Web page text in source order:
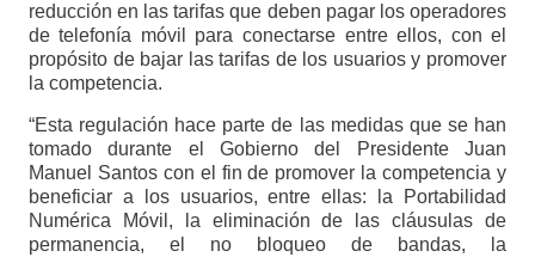
reducción en las tarifas que deben pagar los operadores
de telefonía móvil para conectarse entre ellos, con el
propósito de bajar las tarifas de los usuarios y promover
la competencia.
“Esta regulación hace parte de las medidas que se han
tomado durante el Gobierno del Presidente Juan
Manuel Santos con el fin de promover la competencia y
beneficiar a los usuarios, entre ellas: la Portabilidad
Numérica Móvil, la eliminación de las cláusulas de
permanencia, el no bloqueo de bandas, la